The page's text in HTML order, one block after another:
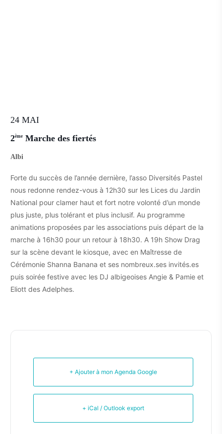
24 MAI
2ème Marche des fiertés
Albi
Forte du succès de l’année dernière, l’asso Diversités Pastel
nous redonne rendez-vous à 12h30 sur les Lices du Jardin
National pour clamer haut et fort notre volonté d’un monde
plus juste, plus tolérant et plus inclusif. Au programme
animations proposées par les associations puis départ de la
marche à 16h30 pour un retour à 18h30. A 19h Show Drag
sur la scène devant le kiosque, avec en Maîtresse de
Cérémonie Shanna Banana et ses nombreux.ses invités.es
puis soirée festive avec les DJ albigeoises Angie & Pamie et
Eliott des Adelphes.
+ Ajouter à mon Agenda Google
+ iCal / Outlook export